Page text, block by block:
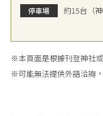
停車場 約15台（
※本頁面是根據刊登神社
※可能無法提供外語洽詢